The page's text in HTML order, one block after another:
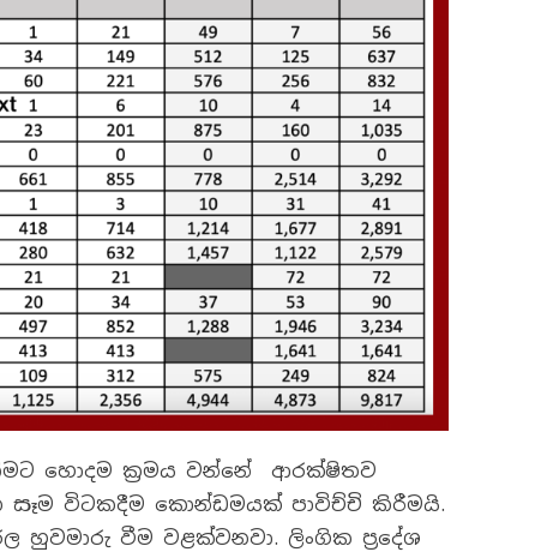
හොදම ක්‍රමය වන්නේ ආරක්ෂිතව
සෑම විටකදීම කොන්ඩමයක් පාවිච්චි කිරීමයි.
හුවමාරු වීම වළක්වනවා. ලිංගික ප්‍රදේශ